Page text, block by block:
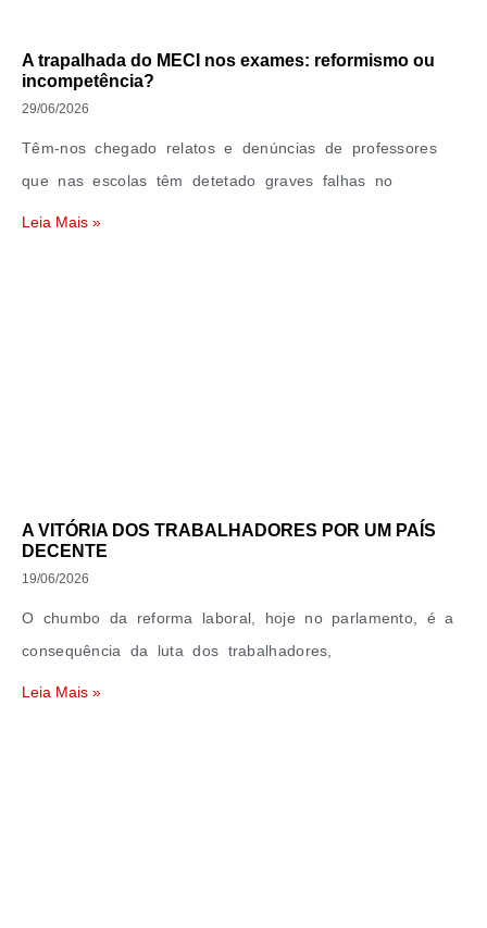
A trapalhada do MECI nos exames: reformismo ou
incompetência?
29/06/2026
Têm-nos chegado relatos e denúncias de professores
que nas escolas têm detetado graves falhas no
Leia Mais »
A VITÓRIA DOS TRABALHADORES POR UM PAÍS
DECENTE
19/06/2026
O chumbo da reforma laboral, hoje no parlamento, é a
consequência da luta dos trabalhadores,
Leia Mais »